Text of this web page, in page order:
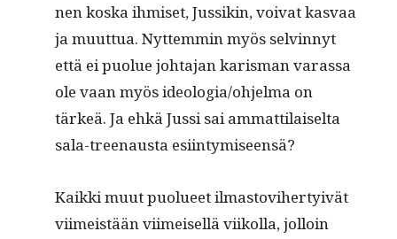
nen kos­ka ihmiset, Jus­sikin, voivat kas­vaa
ja muut­tua. Nyt­tem­min myös selvin­nyt
että ei puolue johta­jan karis­man varas­sa
ole vaan myös ideologia/ohjelma on
tärkeä. Ja ehkä Jus­si sai ammat­ti­laiselta
sala-treenaus­ta esiintymiseensä?
Kaik­ki muut puolueet ilmas­tovi­her­tyivät
viimeistään viimeisel­lä viikol­la, jol­loin